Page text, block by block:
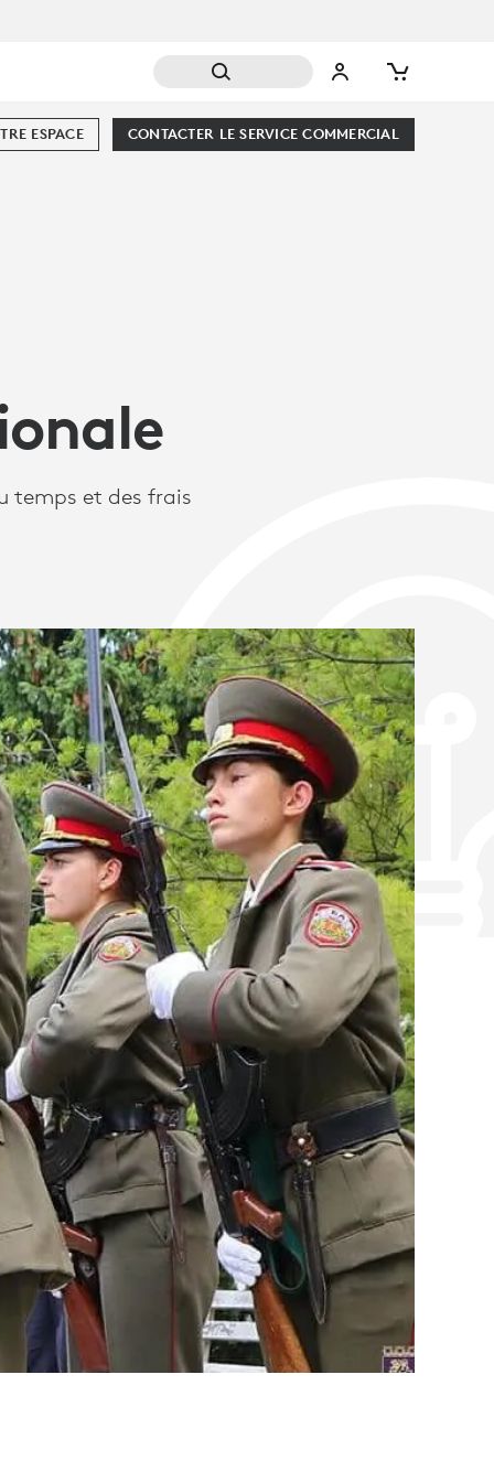
CONTACTER LE SERVICE COMMERCIAL
ESPACE
temps et des frais